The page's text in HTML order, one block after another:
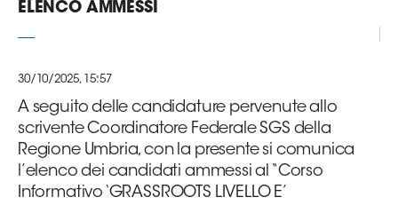
Women
Serie
Femminile
Museo
del
Calcio
Shop
I
ELENCO AMMESSI
30/10/2025, 15:57
A seguito delle candidature pervenute allo
scrivente Coordinatore Federale SGS della
Regione Umbria, con la presente si comunica
l’elenco dei candidati ammessi al “Corso
Informativo ‘GRASSROOTS LIVELLO E’